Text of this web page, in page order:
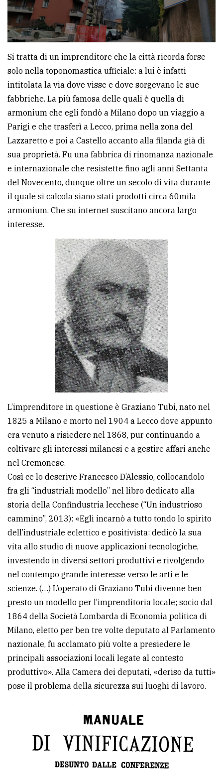
PRIVACY
Privacy
policy
Cookie
policy
Si tratta di un imprenditore che la città ricorda forse
solo nella toponomastica ufficiale: a lui è infatti
intitolata la via dove visse e dove sorgevano le sue
fabbriche. La più famosa delle quali è quella di
armonium che egli fondò a Milano dopo un viaggio a
Parigi e che trasferì a Lecco, prima nella zona del
Lazzaretto e poi a Castello accanto alla filanda già di
sua proprietà. Fu una fabbrica di rinomanza nazionale
e internazionale che resistette fino agli anni Settanta
del Novecento, dunque oltre un secolo di vita durante
il quale si calcola siano stati prodotti circa 60mila
armonium. Che su internet suscitano ancora largo
interesse.
L’imprenditore in questione è Graziano Tubi, nato nel
1825 a Milano e morto nel 1904 a Lecco dove appunto
era venuto a risiedere nel 1868, pur continuando a
coltivare gli interessi milanesi e a gestire affari anche
nel Cremonese.
Così ce lo descrive Francesco D’Alessio, collocandolo
fra gli “industriali modello” nel libro dedicato alla
storia della Confindustria lecchese (“Un industrioso
cammino”, 2013): «Egli incarnò a tutto tondo lo spirito
dell’industriale eclettico e positivista: dedicò la sua
vita allo studio di nuove applicazioni tecnologiche,
investendo in diversi settori produttivi e rivolgendo
nel contempo grande interesse verso le arti e le
scienze. (…) L’operato di Graziano Tubi divenne ben
presto un modello per l’imprenditoria locale; socio dal
1864 della Società Lombarda di Economia politica di
Milano, eletto per ben tre volte deputato al Parlamento
nazionale, fu acclamato più volte a presiedere le
principali associazioni locali legate al contesto
produttivo». Alla Camera dei deputati, «deriso da tutti»
pose il problema della sicurezza sui luoghi di lavoro.